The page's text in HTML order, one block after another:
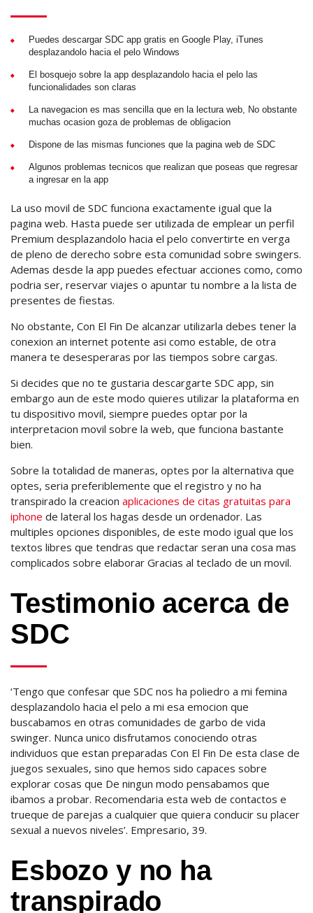
Puedes descargar SDC app gratis en Google Play, iTunes
desplazandolo hacia el pelo Windows
El bosquejo sobre la app desplazandolo hacia el pelo las
funcionalidades son claras
La navegacion es mas sencilla que en la lectura web, No obstante
muchas ocasion goza de problemas de obligacion
Dispone de las mismas funciones que la pagina web de SDC
Algunos problemas tecnicos que realizan que poseas que regresar
a ingresar en la app
La uso movil de SDC funciona exactamente igual que la
pagina web. Hasta puede ser utilizada de emplear un perfil
Premium desplazandolo hacia el pelo convertirte en verga
de pleno de derecho sobre esta comunidad sobre swingers.
Ademas desde la app puedes efectuar acciones como, como
podri­a ser, reservar viajes o apuntar tu nombre a la lista de
presentes de fiestas.
No obstante, Con El Fin De alcanzar utilizarla debes tener la
conexion an internet potente asi­ como estable, de otra
manera te desesperaras por las tiempos sobre cargas.
Si decides que no te gustaria descargarte SDC app, sin
embargo aun de este modo quieres utilizar la plataforma en
tu dispositivo movil, siempre puedes optar por la
interpretacion movil sobre la web, que funciona bastante
bien.
Sobre la totalidad de maneras, optes por la alternativa que
optes, seri­a preferiblemente que el registro y no ha
transpirado la creacion aplicaciones de citas gratuitas para
iphone de lateral los hagas desde un ordenador. Las
multiples opciones disponibles, de este modo igual que los
textos libres que tendras que redactar seran una cosa mas
complicados sobre elaborar Gracias al teclado de un movil.
Testimonio acerca de
SDC
‘Tengo que confesar que SDC nos ha poliedro a mi femina
desplazandolo hacia el pelo a mi esa emocion que
buscabamos en otras comunidades de garbo de vida
swinger. Nunca unico disfrutamos conociendo otras
individuos que estan preparadas Con El Fin De esta clase de
juegos sexuales, sino que hemos sido capaces sobre
explorar cosas que De ningun modo pensabamos que
ibamos a probar. Recomendaria esta web de contactos e
trueque de parejas a cualquier que quiera conducir su placer
sexual a nuevos niveles’. Empresario, 39.
Esbozo y no ha
transpirado